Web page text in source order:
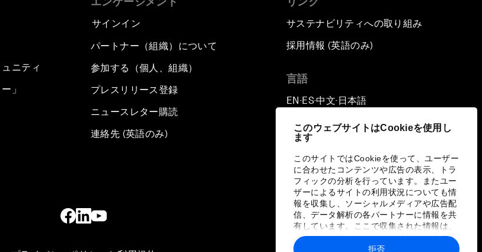
このウェブサイトはCookieを使用し
ます
このサイトではCookieを使って、ユーザー
に合わせたコンテンツや広告の表示、トラ
フィックの分析を行っています。またユー
ザーによるサイトの利用状況についても情
報を収集し、ソーシャルメディアや広告配
信、データ解析の各パートナーに情報を共
有しています。ここで収集された情報は、
ユーザーが各パートナーに提供した他の情
報や各パートナーのサービスを使用した際
拒否
ニティ
」
サインイン
パートナー（組織）について
参加する（個人、組織）
プレスリリース登録
ニュースレター購読
連絡先 (英語のみ)
サステナビリティへの取り組み
採用情報 (英語のみ)
言語
EN ▪ ES▪中文▪ 日本語